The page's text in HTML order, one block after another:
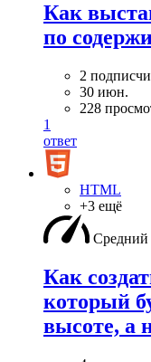
Как
по
2
30 июн.
228
1
ответ
HTML
+3 ещё
Средний
Как
который
высоте, а